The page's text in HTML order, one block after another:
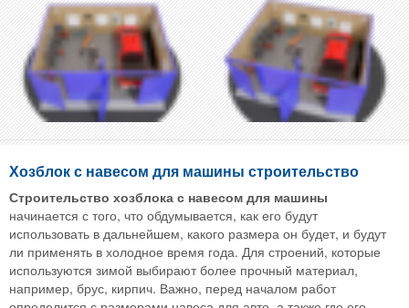
Хозблок с навесом для машины строительство
Строительство хозблока с навесом для машины
начинается с того, что обдумывается, как его будут
использовать в дальнейшем, какого размера он будет, и будут
ли применять в холодное время года. Для строений, которые
используются зимой выбирают более прочный материал,
например, брус, кирпич. Важно, перед началом работ